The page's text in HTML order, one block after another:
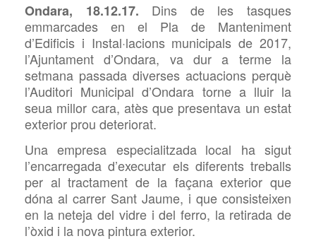
Ondara, 18.12.17. Dins de les tasques
emmarcades en el Pla de Manteniment
d’Edificis i Instal·lacions municipalsde 2017,
l’Ajuntament d’Ondara, va dur a terme la
setmana passada diverses actuacions perquè
l’Auditori Municipal d’Ondara torne a lluir la
seua millor cara, atèsque presentava un estat
exterior prou deteriorat.
Una empresa especialitzada local ha sigut
l’encarregada d’executar els diferentstreballs
per al tractament de la façanaexterior que
dóna al carrer Sant Jaume, i que consisteixen
en la neteja del vidre i del ferro, la retirada de
l’òxid i la nova pintura exterior.